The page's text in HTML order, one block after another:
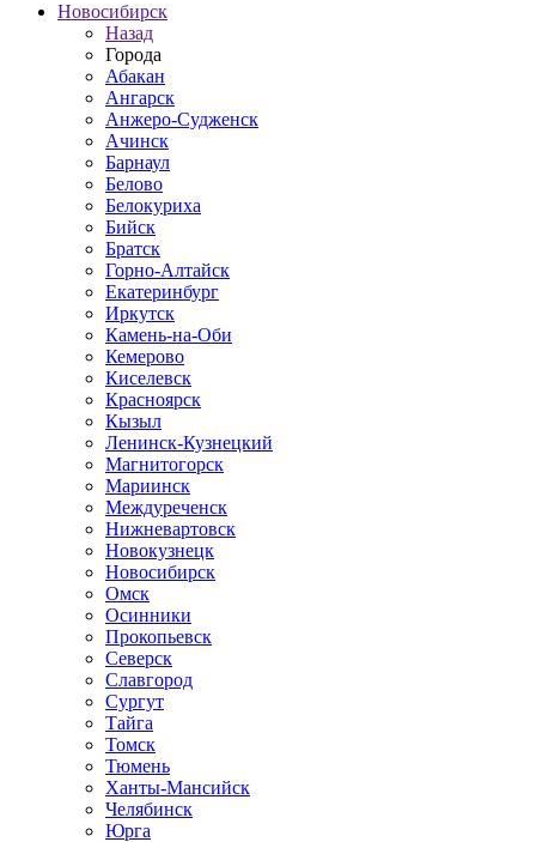
Новосибирск
Назад
Города
Абакан
Ангарск
Анжеро-Судженск
Ачинск
Барнаул
Белово
Белокуриха
Бийск
Братск
Горно-Алтайск
Екатеринбург
Иркутск
Камень-на-Оби
Кемерово
Киселевск
Красноярск
Кызыл
Ленинск-Кузнецкий
Магнитогорск
Мариинск
Междуреченск
Нижневартовск
Новокузнецк
Новосибирск
Омск
Осинники
Прокопьевск
Северск
Славгород
Сургут
Тайга
Томск
Тюмень
Ханты-Мансийск
Челябинск
Юрга